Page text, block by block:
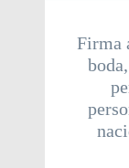
Firma